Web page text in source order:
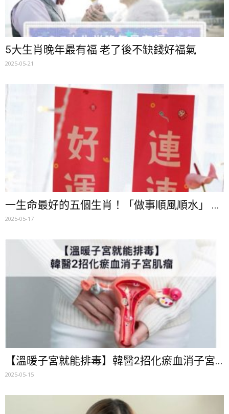
5大生肖晚年最有福 老了後不缺錢好福氣
2025-05-21
一生命最好的五個生肖！「做事順風順水」 ...
2025-05-17
【溫暖子宮就能排毒】韓醫2招化瘀血消子宮...
2025-05-15